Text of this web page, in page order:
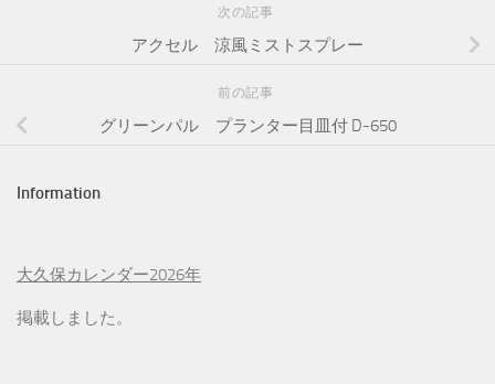
次の記事
アクセル 涼風ミストスプレー
前の記事
グリーンパル プランター目皿付 D-650
Information
大久保カレンダー2026年
掲載しました。